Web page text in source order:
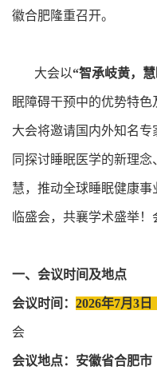
徽合肥隆重召开。
大会以“智承岐黄，
眠障碍干预中的优势特色
大会将邀请国内外知名
同探讨睡眠医学的新理
慧，推动全球睡眠健康
临盛会，共襄学术盛举！
一、会议时间及地点
会议时间： 2026年7月3日
会
会议地点：安徽省合肥市